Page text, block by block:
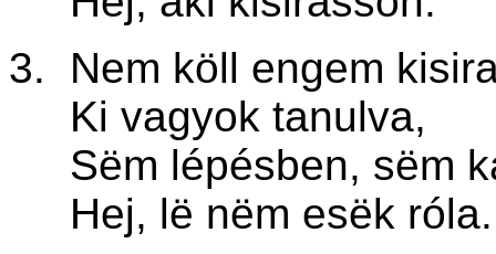
3. Nem köll engem
Ki vagyok tanulva,
Sëm lépésben, sëm
Hej, lë nëm esëk róla.